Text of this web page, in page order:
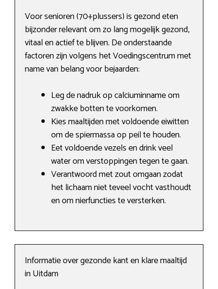
Voor senioren (70+plussers) is gezond eten
bijzonder relevant om zo lang mogelijk gezond,
vitaal en actief te blijven. De onderstaande
factoren zijn volgens het Voedingscentrum met
name van belang voor bejaarden:
Leg de nadruk op calciuminname om
zwakke botten te voorkomen.
Kies maaltijden met voldoende eiwitten
om de spiermassa op peil te houden.
Eet voldoende vezels en drink veel
water om verstoppingen tegen te gaan.
Verantwoord met zout omgaan zodat
het lichaam niet teveel vocht vasthoudt
en om nierfuncties te versterken.
Informatie over gezonde kant en klare maaltijd
in Uitdam